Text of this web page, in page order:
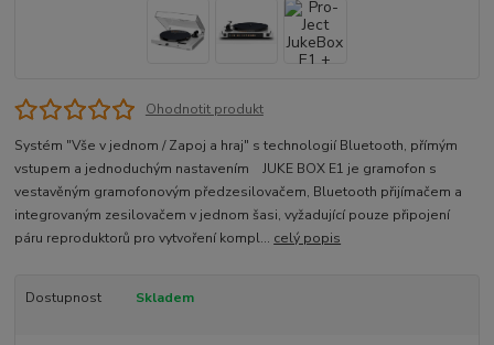
Ohodnotit produkt
Systém "Vše v jednom / Zapoj a hraj" s technologií Bluetooth, přímým
vstupem a jednoduchým nastavením JUKE BOX E1 je gramofon s
vestavěným gramofonovým předzesilovačem, Bluetooth přijímačem a
integrovaným zesilovačem v jednom šasi, vyžadující pouze připojení
páru reproduktorů pro vytvoření kompl... celý popis
Dostupnost Skladem